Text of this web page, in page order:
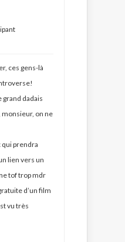
ces gens-là
grand dadais
monsieur, on ne
qui prendra
lien vers un
tof trop mdr
d’un film
vu très